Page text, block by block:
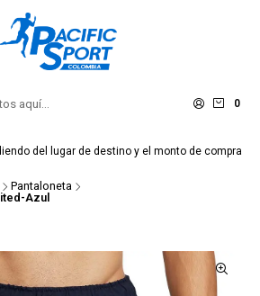
0
del lugar de destino y el monto de compra
Pantaloneta
Azul